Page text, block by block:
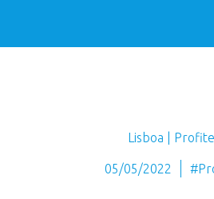
Lisboa |
05/05/2022